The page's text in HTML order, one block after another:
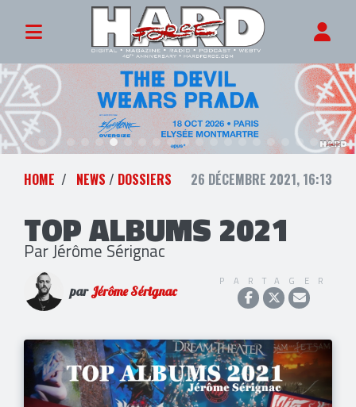
HOME NEWS / DOSSIERS 26 DÉCEMBRE 2021, 16:13
TOP ALBUMS 2021
Par Jérôme Sérignac
parJérôme Sérignac
PARTAGER